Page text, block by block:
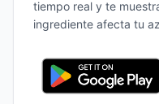
tiempo real y te
ingrediente afecta tu